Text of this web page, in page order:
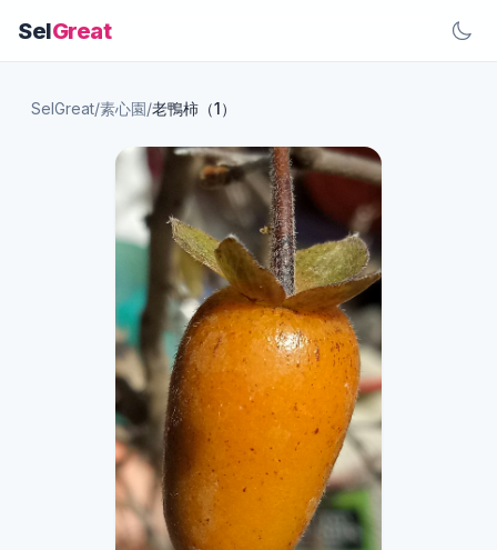
SelGreat
SelGreat/素心園/老鴨柿（1）